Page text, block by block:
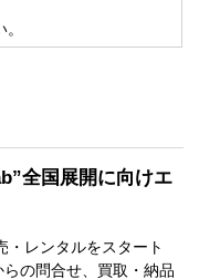
全国展開に向けエ
・レンタルをスタート
の問合せ、買取・納品